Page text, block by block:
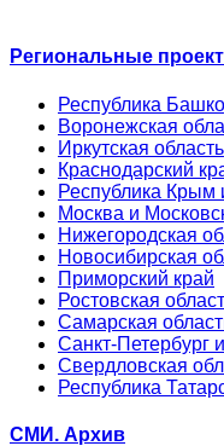
Региональные
Республика
Воронежская
Иркутская область
Краснодарский
Республика Крым
Москва и
Нижегородская
Новосибирская
Приморский край
Ростовская
Самарская
Санкт-Петербург
Свердловская
Республика
СМИ. Архив